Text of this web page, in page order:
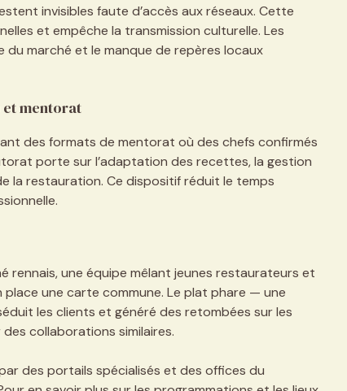
invisibles faute d’accès aux réseaux. Cette
et empêche la transmission culturelle. Les
marché et le manque de repères locaux
mentorat
des formats de mentorat où des chefs confirmés
porte sur l’adaptation des recettes, la gestion
la restauration. Ce dispositif réduit le temps
rennais, une équipe mêlant jeunes restaurateurs et
place une carte commune. Le plat phare — une
les clients et généré des retombées sur les
collaborations similaires.
des portails spécialisés et des offices du